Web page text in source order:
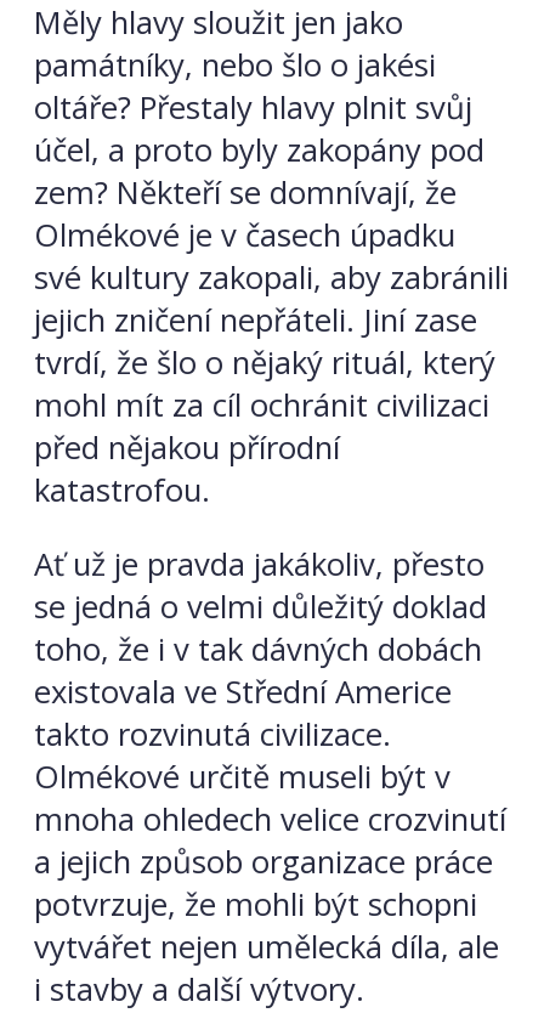
Měly hlavy sloužit jen jako
památníky, nebo šlo o jakési
oltáře? Přestaly hlavy plnit svůj
účel, a proto byly zakopány pod
zem? Někteří se domnívají, že
Olmékové je v časech úpadku
své kultury zakopali, aby zabránili
jejich zničení nepřáteli. Jiní zase
tvrdí, že šlo o nějaký rituál, který
mohl mít za cíl ochránit civilizaci
před nějakou přírodní
katastrofou.
Ať už je pravda jakákoliv, přesto
se jedná o velmi důležitý doklad
toho, že i v tak dávných dobách
existovala ve Střední Americe
takto rozvinutá civilizace.
Olmékové určitě museli být v
mnoha ohledech velice crozvinutí
a jejich způsob organizace práce
potvrzuje, že mohli být schopni
vytvářet nejen umělecká díla, ale
i stavby a další výtvory.